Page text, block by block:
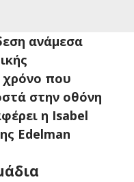
ανάμεσα
χρόνο που
στην οθόνη
η Isabel
Edelman